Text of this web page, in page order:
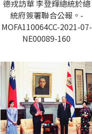
德戎訪華 李登輝總統於總
統府簽署聯合公報。-
MOFA110064CC-2021-07-
NE00089-160